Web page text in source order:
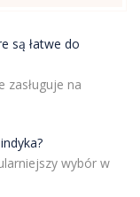
są łatwe do
zasługuje na
wybór w